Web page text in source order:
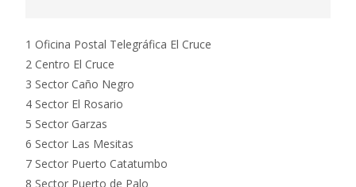
1 Oficina Postal Telegráfica El Cruce
2 Centro El Cruce
3 Sector Caño Negro
4 Sector El Rosario
5 Sector Garzas
6 Sector Las Mesitas
7 Sector Puerto Catatumbo
8 Sector Puerto de Palo